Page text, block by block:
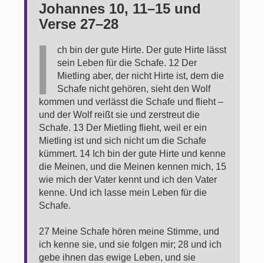
Johannes 10, 11–15 und
Verse 27–28
I
ch bin der gute Hirte. Der gute Hirte lässt
sein Leben für die Schafe. 12 Der
Mietling aber, der nicht Hirte ist, dem die
Schafe nicht gehören, sieht den Wolf
kommen und verlässt die Schafe und flieht –
und der Wolf reißt sie und zerstreut die
Schafe. 13 Der Mietling flieht, weil er ein
Mietling ist und sich nicht um die Schafe
kümmert. 14 Ich bin der gute Hirte und kenne
die Meinen, und die Meinen kennen mich, 15
wie mich der Vater kennt und ich den Vater
kenne. Und ich lasse mein Leben für die
Schafe.
27 Meine Schafe hören meine Stimme, und
ich kenne sie, und sie folgen mir; 28 und ich
gebe ihnen das ewige Leben, und sie